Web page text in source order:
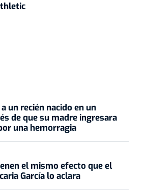
un recién nacido en un
de que su madre ingresara
una hemorragia
el mismo efecto que el
García lo aclara